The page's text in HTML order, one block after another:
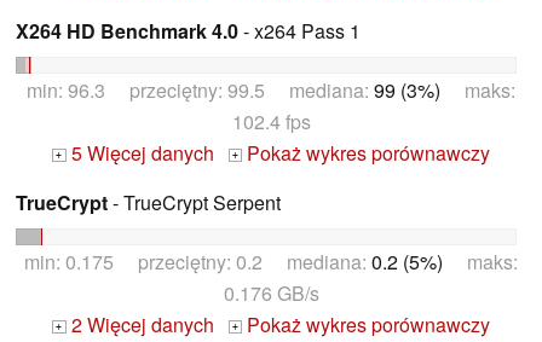
X264 HD Benchmark 4.0- x264 Pass 1
min: 96.3 przeciętny: 99.5 mediana: 99 (3%) maks:
102.4 fps
+ 5 Więcej danych +
Pokaż wykres porównawczy
TrueCrypt- TrueCrypt Serpent
min: 0.175 przeciętny: 0.2 mediana: 0.2 (5%) maks:
0.176 GB/s
+ 2 Więcej danych +
Pokaż wykres porównawczy